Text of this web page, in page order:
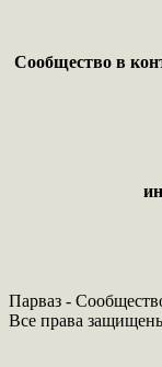
Сообщество в
Парваз -
Все права